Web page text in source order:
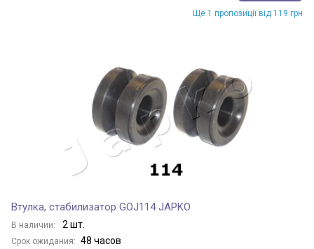
Ще 1 пропозиції від 119 грн
Втулка, стабилизатор GOJ114 JAPKO
В наличии: 2 шт.
Срок ожидания: 48 часов